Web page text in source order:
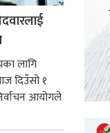
लागि
दिउँसो १
आयोगले